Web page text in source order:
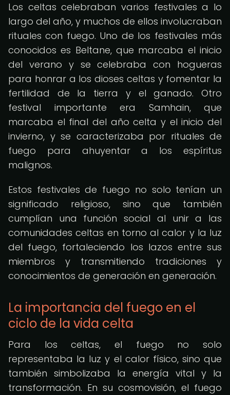
Los celtas celebraban varios festivales a lo
largo del año, y muchos de ellos involucraban
rituales con fuego. Uno de los festivales más
conocidos es Beltane, que marcaba el inicio
del verano y se celebraba con hogueras
para honrar a los dioses celtas y fomentar la
fertilidad de la tierra y el ganado. Otro
festival importante era Samhain, que
marcaba el final del año celta y el inicio del
invierno, y se caracterizaba por rituales de
fuego para ahuyentar a los espíritus
malignos.
Estos festivales de fuego no solo tenían un
significado religioso, sino que también
cumplían una función social al unir a las
comunidades celtas en torno al calor y la luz
del fuego, fortaleciendo los lazos entre sus
miembros y transmitiendo tradiciones y
conocimientos de generación en generación.
La importancia del fuego en el
ciclo de la vida celta
Para los celtas, el fuego no solo
representaba la luz y el calor físico, sino que
también simbolizaba la energía vital y la
transformación. En su cosmovisión, el fuego